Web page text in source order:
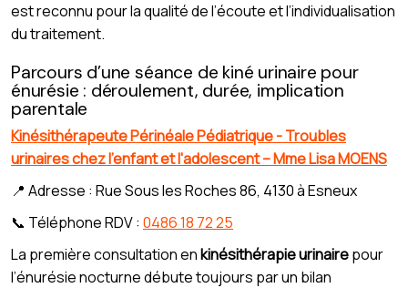
est reconnu pour la qualité de l’écoute et l’individualisation
du traitement.
Parcours d’une séance de kiné urinaire pour
énurésie : déroulement, durée, implication
parentale
Kinésithérapeute Périnéale Pédiatrique - Troubles
urinaires chez l'enfant et l'adolescent – Mme Lisa MOENS
📍 Adresse : Rue Sous les Roches 86, 4130 à Esneux
📞 Téléphone RDV : 0486 18 72 25
La première consultation enkinésithérapie urinairepour
l’énurésie nocturne débute toujours par un bilan